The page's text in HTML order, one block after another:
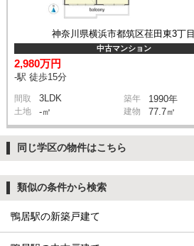
神奈川県横浜市都筑区荏田東3丁目
中古マンション
2,980万円
-駅 徒歩15分
間取 3LDK 築年 1990年
土地 -㎡ 建物 77.7㎡
同じ学区の物件はこちら
類似の条件から検索
鴨居駅の新築戸建て